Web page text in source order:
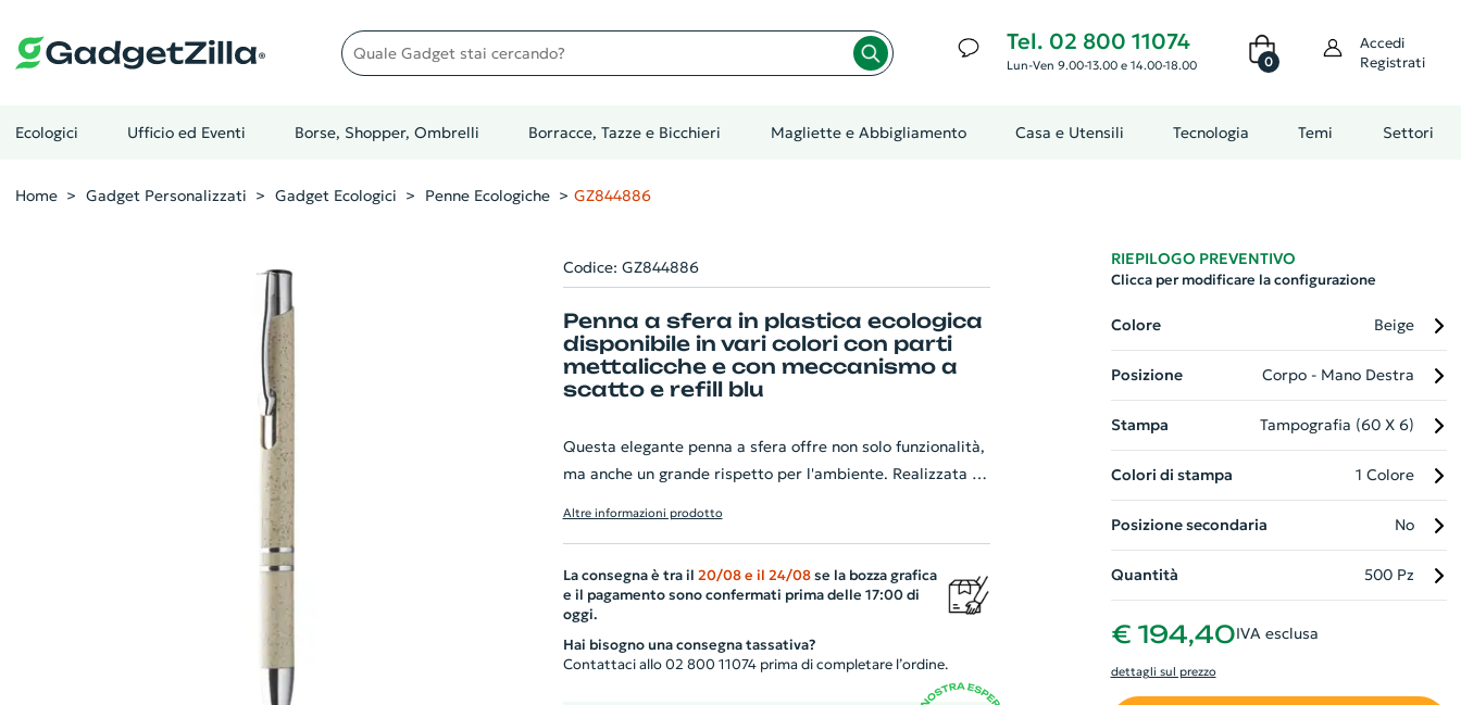
Quale gadget stai cercando? Tel. 02 800 11074
Lun-Ven 9.00-13.00 e 14.00-18.00 0
Accedi
Registrati
Ecologici Ufficio ed Eventi Borse, Shopper, Ombrelli Borracce, Tazze e Bicchieri Magliette e Abbigliamento Casa e Utensili Tecnologia Temi Settori
Home Gadget Personalizzati Gadget Ecologici Penne Ecologiche GZ844886
Codice: GZ844886
Penna a sfera in plastica ecologica
disponibile in vari colori con parti
mettalicche e con meccanismo a
scatto e refill blu
Questa elegante penna a sfera offre non solo funzionalità,
ma anche un grande rispetto per l'ambiente. Realizzata in
meccanismo a scatto, garantisce una scrittura fluida e
confortevole grazie al refill blu. Perfetta per ogni
occasione, questa penna è l'ideale per aziende che
desiderano promuovere il proprio marchio con gadget
Altre informazioni prodotto
La consegna è tra il 20/08 e il 24/08se la bozza grafica
e il pagamento sono confermati prima delle 17:00 di
oggi.
Hai bisogno una consegna tassativa?
Contattaci allo 02 800 11074 prima di completare l’ordine.
RIEPILOGO PREVENTIVO
Clicca per modificare la configurazione
Colore Beige
Posizione Corpo - Mano Destra
Stampa Tampografia (60 X 6)
Colori di stampa 1 Colore
Posizione secondaria No
Quantità 500 Pz
€ 194,40IVA esclusa
dettagli sul prezzo